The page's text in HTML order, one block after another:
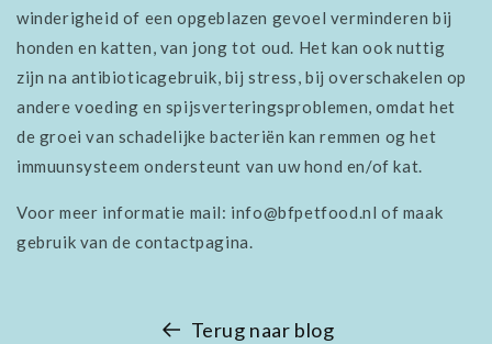
winderigheid of een opgeblazen gevoel verminderen bij
honden en katten, van jong tot oud. Het kan ook nuttig
zijn na antibioticagebruik, bij stress, bij overschakelen op
andere voeding en spijsverteringsproblemen, omdat het
de groei van schadelijke bacteriën kan remmen og het
immuunsysteem ondersteunt van uw hond en/of kat.
Voor meer informatie mail: info@bfpetfood.nl of maak
gebruik van de contactpagina.
Terug naar blog